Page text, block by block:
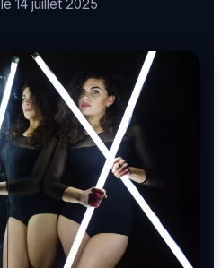
14 juillet 2025